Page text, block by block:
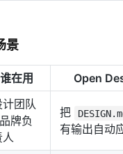
景
谁在用 Open
计团队
牌负
人
把
有输出自动